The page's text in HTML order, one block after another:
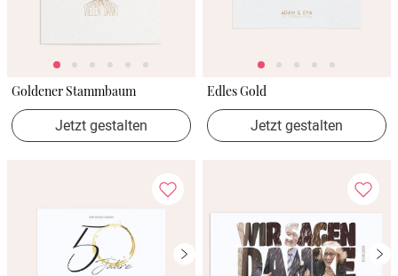
Goldener Stammbaum
Jetzt gestalten
Edles Gold
Jetzt gestalten